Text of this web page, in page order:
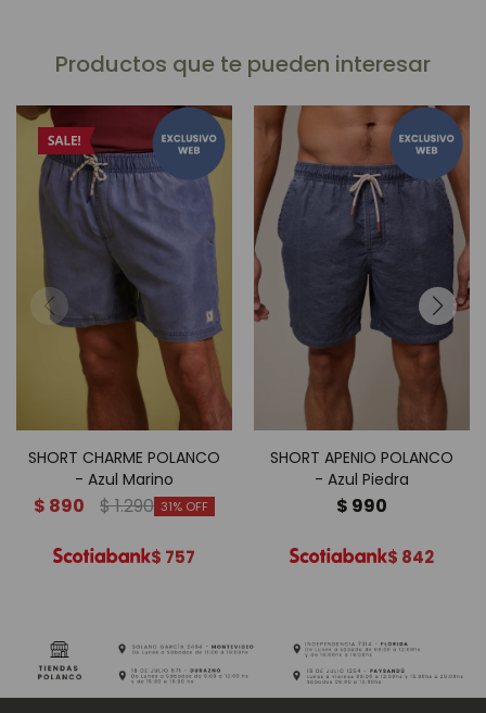
Productos que te pueden interesar
SHORT CHARME POLANCO
- Azul Marino
$ 890 $1.290 31
$ 757
SHORT APENIO POLANCO
- Azul Piedra
$ 990
$ 842